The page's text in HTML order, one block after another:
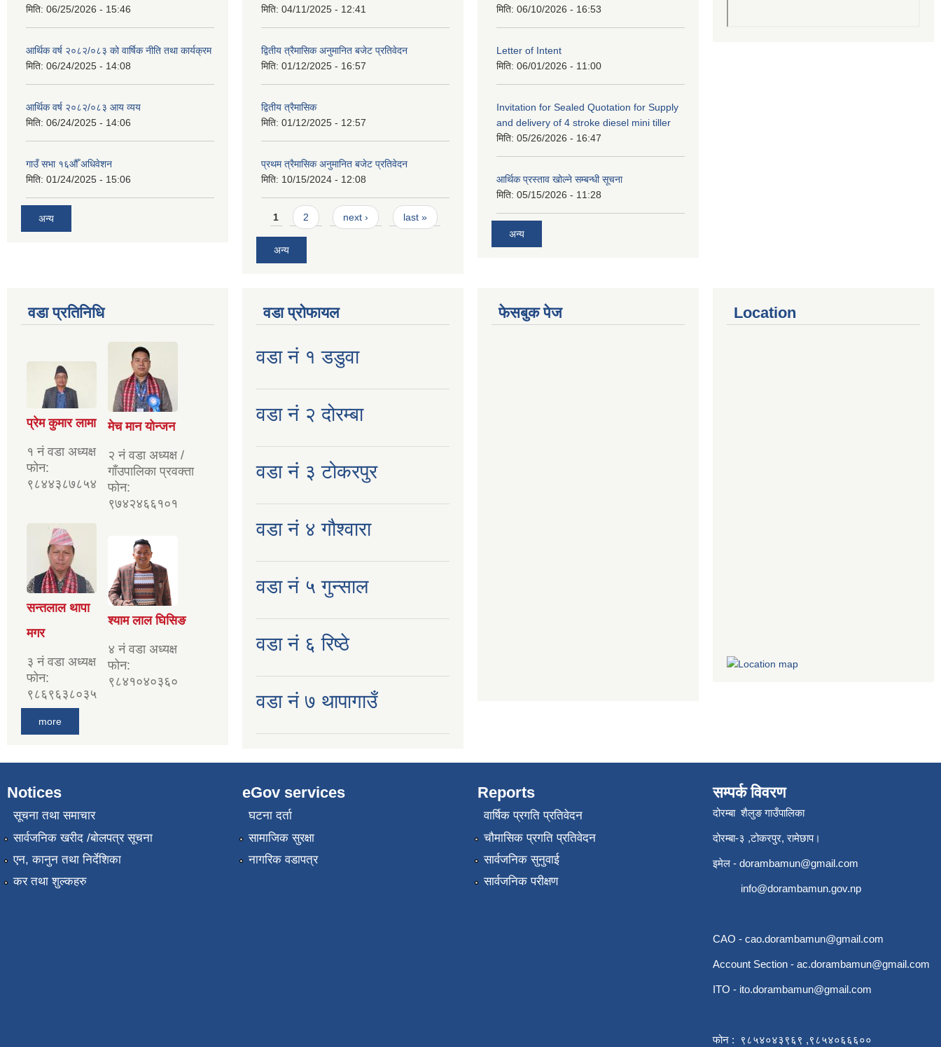
मिति: 06/25/2026 - 15:46
आर्थिक वर्ष २०८२/०८३ को वार्षिक नीति तथा कार्यक्रम
मिति: 06/24/2025 - 14:08
आर्थिक वर्ष २०८२/०८३ आय व्यय
मिति: 06/24/2025 - 14:06
गाउँ सभा १६औँ अधिवेशन
मिति: 01/24/2025 - 15:06
अन्य
मिति: 04/11/2025 - 12:41
द्वितीय त्रैमासिक अनुमानित बजेट प्रतिवेदन
मिति: 01/12/2025 - 16:57
द्वितीय त्रैमासिक
मिति: 01/12/2025 - 12:57
प्रथम त्रैमासिक अनुमानित बजेट प्रतिवेदन
मिति: 10/15/2024 - 12:08
Pages
1 2 next › last »
अन्य
मिति: 06/10/2026 - 16:53
Letter of Intent
मिति: 06/01/2026 - 11:00
Invitation for Sealed Quotation for Supply
and delivery of 4 stroke diesel mini tiller
मिति: 05/26/2026 - 16:47
आर्थिक प्रस्ताव खोल्ने सम्बन्धी सूचना
मिति: 05/15/2026 - 11:28
अन्य
वडा प्रतिनिधि
प्रेम कुमार लामा
१ नं वडा अध्यक्ष
फोन:
९८४४३८७८५४
मेच मान योन्जन
२ नं वडा अध्यक्ष /
गाँउपालिका प्रवक्ता
फोन:
९७४२४६६१०१
सन्तलाल थापा
मगर
३ नं वडा अध्यक्ष
फोन:
९८६९६३८०३५
श्याम लाल घिसिङ
४ नं वडा अध्यक्ष
फोन:
९८४१०४०३६०
more
वडा प्रोफायल
वडा नं १ डडुवा
वडा नं २ दोरम्बा
वडा नं ३ टोकरपुर
वडा नं ४ गौश्वारा
वडा नं ५ गुन्साल
वडा नं ६ रिष्ठे
वडा नं ७ थापागाउँ
फेसबुक पेज Location
Notices
सूचना तथा समाचार
सार्वजनिक खरीद /बोलपत्र सूचना
एन, कानुन तथा निर्देशिका
कर तथा शुल्कहरु
eGov services
घटना दर्ता
सामाजिक सुरक्षा
नागरिक वडापत्र
Reports
वार्षिक प्रगति प्रतिवेदन
चौमासिक प्रगति प्रतिवेदन
सार्वजनिक सुनुवाई
सार्वजनिक परीक्षण
सम्पर्क विवरण
दोरम्बा शैलुङ गाउँपालिका
दोरम्बा-३ ,टोकरपुर, रामेछाप।
इमेल - dorambamun@gmail.com
info@dorambamun.gov.np
CAO - cao.dorambamun@gmail.com
Account Section - ac.dorambamun@gmail.com
ITO - ito.dorambamun@gmail.com
फोन : ९८५४०४३९६९ ,९८५४०६६६००